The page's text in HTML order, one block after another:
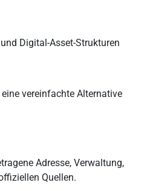
Digital-Asset-Strukturen
vereinfachte Alternative
Adresse, Verwaltung,
Quellen.